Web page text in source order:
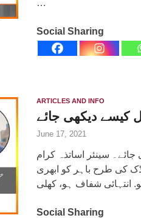
…
Social Sharing
ARTICLES AND INFO
کیسے دیکھی جائے
June 17, 2021
سینئر اساتذہ کرام
کی طرح باہر کو ابھری
Social Sharing